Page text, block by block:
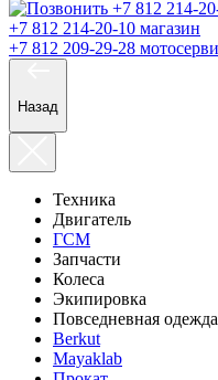
+7 812 214-20-10 магазин
+7 812 209-29-28
Назад
Техника
Двигатель
ГСМ
Запчасти
Колеса
Экипировка
Повседневная одежда
Berkut
Mayaklab